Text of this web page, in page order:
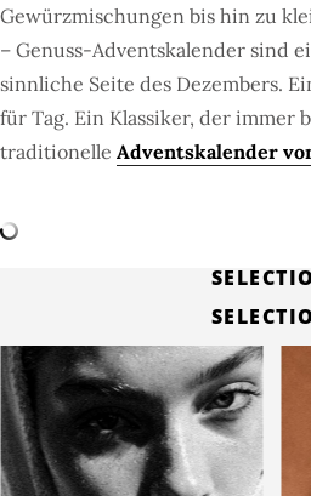
Gewürzmischungen bis hin zu
– Genuss-Adventskalender sind
sinnliche Seite des Dezembers.
für Tag. Ein Klassiker, der immer
traditionelle Adventskalender